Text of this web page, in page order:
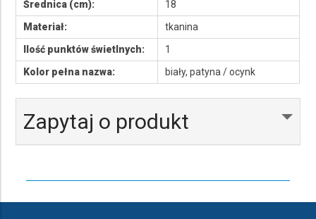
Średnica (cm):
18
Materiał:
tkanina
Ilość punktów świetlnych:
1
Kolor pełna nazwa:
biały, patyna / ocynk
Zapytaj o produkt